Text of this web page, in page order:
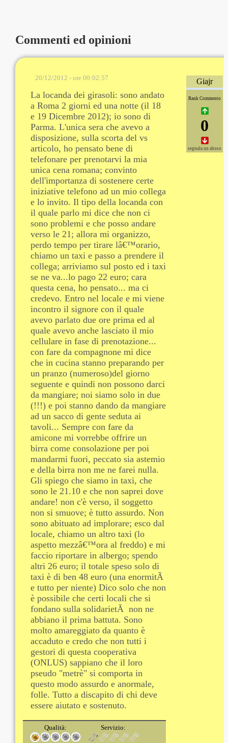
Commenti ed opinioni
20/12/2012 - ore 00:02:57
La locanda dei girasoli: sono andato
a Roma 2 giorni ed una notte (il 18
e 19 Dicembre 2012); io sono di
Parma. L'unica sera che avevo a
disposizione, sulla scorta del vs
articolo, ho pensato bene di
telefonare per prenotarvi la mia
unica cena romana; convinto
dell'importanza di sostenere certe
iniziative telefono ad un mio collega
e lo invito. Il tipo della locanda con
il quale parlo mi dice che non ci
sono problemi e che posso andare
verso le 21; allora mi organizzo,
perdo tempo per tirare lâ€™orario,
chiamo un taxi e passo a prendere il
collega; arriviamo sul posto ed i taxi
se ne va...lo pago 22 euro; cara
questa cena, ho pensato... ma ci
credevo. Entro nel locale e mi viene
incontro il signore con il quale
avevo parlato due ore prima ed al
quale avevo anche lasciato il mio
cellulare in fase di prenotazione...
con fare da compagnone mi dice
che in cucina stanno preparando per
un pranzo (numeroso)del giorno
seguente e quindi non possono darci
da mangiare; noi siamo solo in due
(!!!) e poi stanno dando da mangiare
ad un sacco di gente seduta ai
tavoli... Sempre con fare da
amicone mi vorrebbe offrire un
birra come consolazione per poi
mandarmi fuori, peccato sia astemio
e della birra non me ne farei nulla.
Gli spiego che siamo in taxi, che
sono le 21.10 e che non saprei dove
andare! non c'è verso, il soggetto
non si smuove; è tutto assurdo. Non
sono abituato ad implorare; esco dal
locale, chiamo un altro taxi (lo
aspetto mezzâ€™ora al freddo) e mi
faccio riportare in albergo; spendo
altri 26 euro; il totale speso solo di
taxi è di ben 48 euro (una enormitÃ
e tutto per niente) Dico solo che non
è possibile che certi locali che si
fondano sulla solidarietÃ non ne
abbiano il prima battuta. Sono
molto amareggiato da quanto è
accaduto e credo che non tutti i
gestori di questa cooperativa
(ONLUS) sappiano che il loro
pseudo "metrè" si comporta in
questo modo assurdo e anormale,
folle. Tutto a discapito di chi deve
essere aiutato e sostenuto.
Qualità: Servizio:
Giajr
Rank Commento
0
segnala un abuso